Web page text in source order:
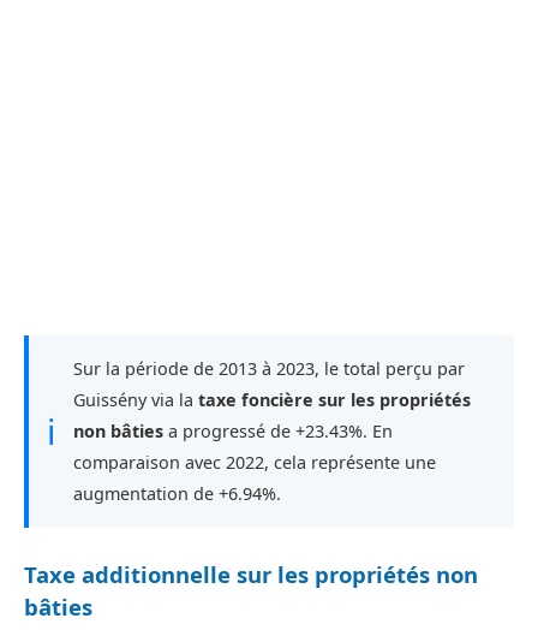
ℹ
Sur la période de 2013 à 2023, le total perçu par
Guissény via la taxe foncière sur les propriétés
non bâties a progressé de +23.43%. En
comparaison avec 2022, cela représente une
augmentation de +6.94%.
Taxe additionnelle sur les propriétés non
bâties